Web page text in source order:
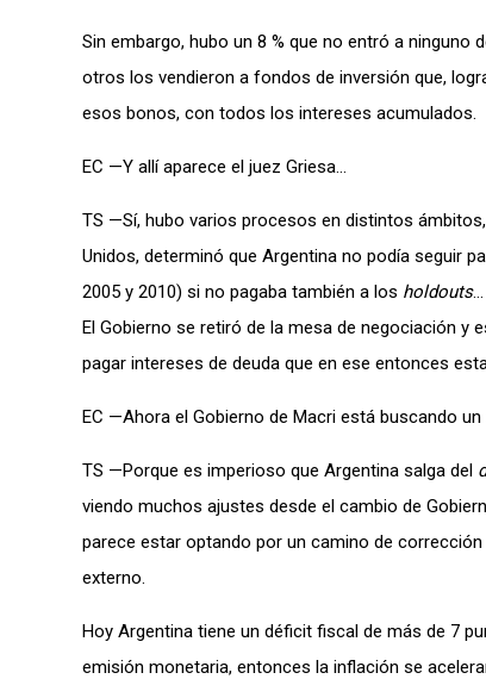
Sin embargo, hubo un 8 % que no entró a ninguno
otros los vendieron a fondos de inversión que,
esos bonos, con todos los intereses acumulados.
EC —Y allí aparece el juez Griesa…
TS —Sí, hubo varios procesos en distintos
Unidos, determinó que Argentina no podía seguir
2005 y 2010) si no pagaba también a los holdouts
El Gobierno se retiró de la mesa de negociación y
pagar intereses de deuda que en ese entonces
EC —Ahora el Gobierno de Macri está buscando
TS —Porque es imperioso que Argentina salga del
viendo muchos ajustes desde el cambio de
parece estar optando por un camino de
externo.
Hoy Argentina tiene un déficit fiscal de más de 7
emisión monetaria, entonces la inflación se